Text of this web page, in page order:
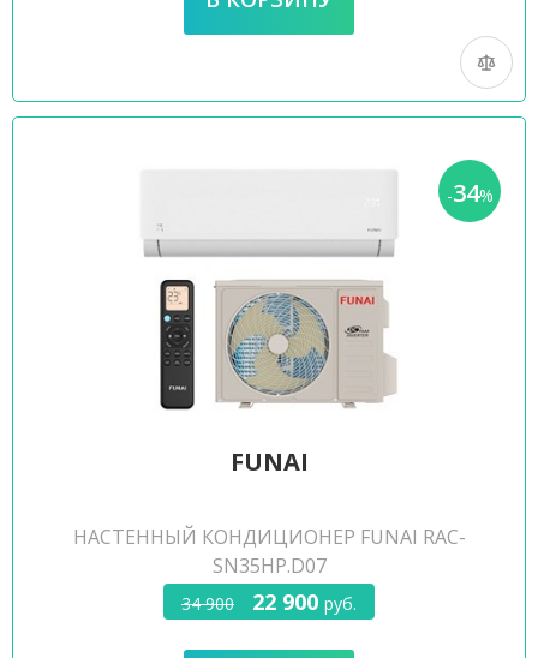
-34%
FUNAI
НАСТЕННЫЙ КОНДИЦИОНЕР FUNAI RAC-
SN35HP.D07
34 900 22 900 руб.